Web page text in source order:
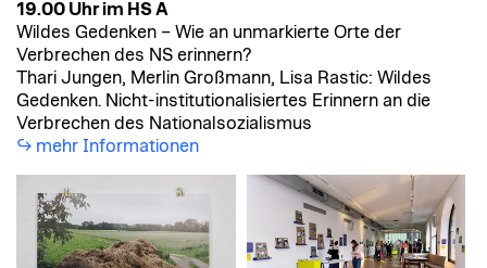
19.00 Uhr im HS A
Wildes Gedenken – Wie an unmarkierte Orte der
Verbrechen des NS erinnern?
Thari Jungen, Merlin Großmann, Lisa Rastic: Wildes
Gedenken. Nicht-institutionalisiertes Erinnern an die
Verbrechen des Nationalsozialismus
mehr Informationen